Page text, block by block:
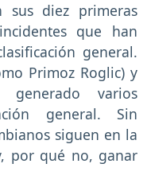
sus diez primeras
que han
general.
Primoz Roglic) y
varios
general. Sin
siguen en la
por qué no, ganar